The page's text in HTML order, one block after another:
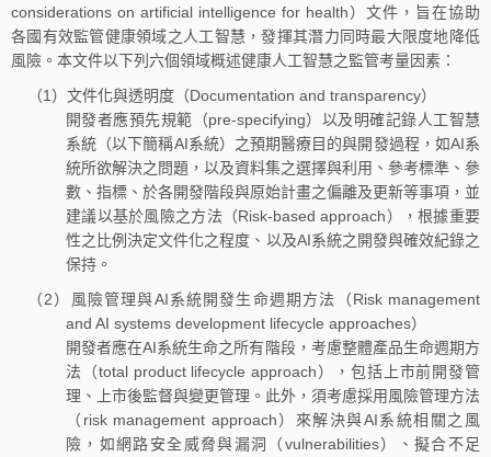
considerations on artificial intelligence for health）文件，旨在協助
各國有效監管健康領域之人工智慧，發揮其潛力同時最大限度地降低
風險。本文件以下列六個領域概述健康人工智慧之監管考量因素：
（1）文件化與透明度（Documentation and transparency）
開發者應預先規範（pre-specifying）以及明確記錄人工智慧
系統（以下簡稱AI系統）之預期醫療目的與開發過程，如AI系
統所欲解決之問題，以及資料集之選擇與利用、參考標準、參
數、指標、於各開發階段與原始計畫之偏離及更新等事項，並
建議以基於風險之方法（Risk-based approach），根據重要
性之比例決定文件化之程度、以及AI系統之開發與確效紀錄之
保持。
（2）風險管理與AI系統開發生命週期方法（Risk management
and AI systems development lifecycle approaches）
開發者應在AI系統生命之所有階段，考慮整體產品生命週期方
法（total product lifecycle approach），包括上市前開發管
理、上市後監督與變更管理。此外，須考慮採用風險管理方法
（risk management approach）來解決與AI系統相關之風
險，如網路安全威脅與漏洞（vulnerabilities）、擬合不足